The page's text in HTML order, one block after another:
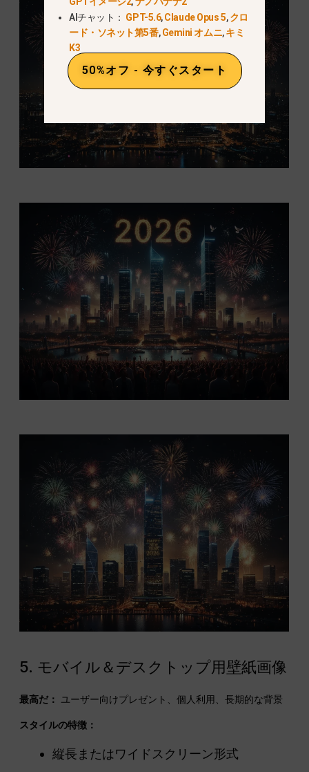
5. モバイル＆デスクトップ用壁紙画像
最高だ： ユーザー向けプレゼント、個人利用、長期的な背景
スタイルの特徴：
縦長またはワイドスクリーン形式
AIチャット： GPT-5.6,Claude Opus 5,クロ
ード・ソネット第5番,Gemini オムニ,キミ
K3
50%オフ - 今すぐスタート